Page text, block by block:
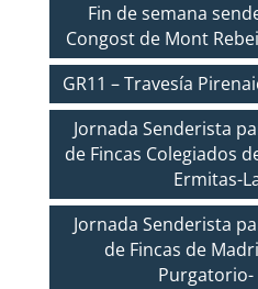
Fin de semana
Congost de Mont
GR11 – Travesía
Jornada Senderista
de Fincas Colegiados
Ermitas-
Jornada Senderista
de Fincas de
Purgatorio-